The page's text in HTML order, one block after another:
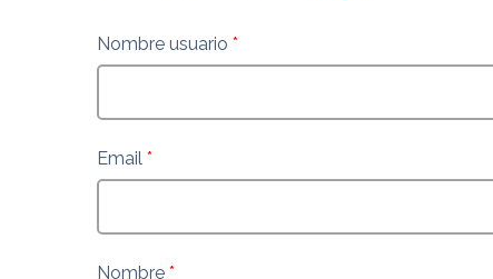
Nombre usuario *
Email *
Nombre *